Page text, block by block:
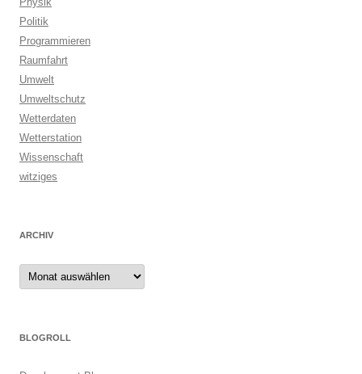
Politik
Programmieren
Raumfahrt
Umwelt
Umweltschutz
Wetterdaten
Wetterstation
Wissenschaft
witziges
ARCHIV
Archiv
BLOGROLL